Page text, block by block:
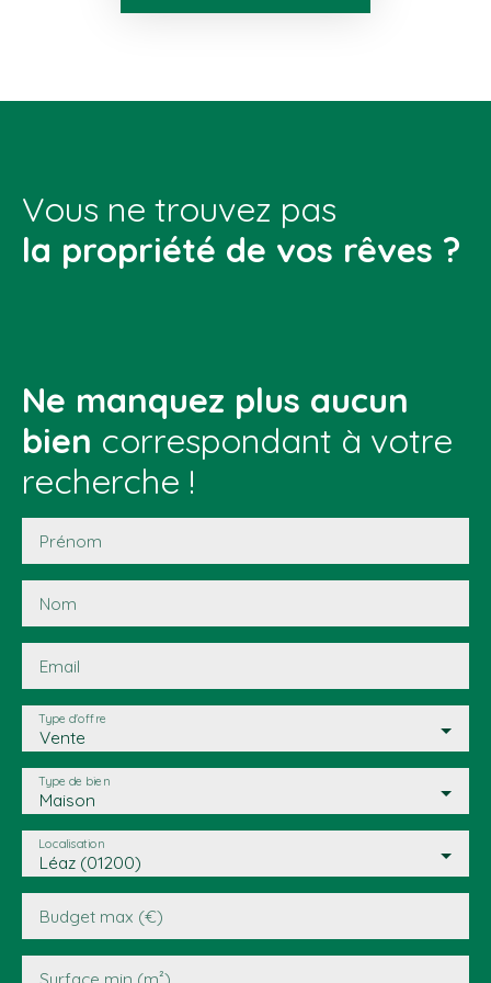
Vous ne trouvez pas
la propriété de vos rêves ?
Ne manquez plus aucun
bien correspondant à votre
recherche !
Prénom
Nom
Email
Vente
Type d'offre
Maison
Type de bien
Léaz (01200)
Localisation
Budget max (€)
Surface min (m²)